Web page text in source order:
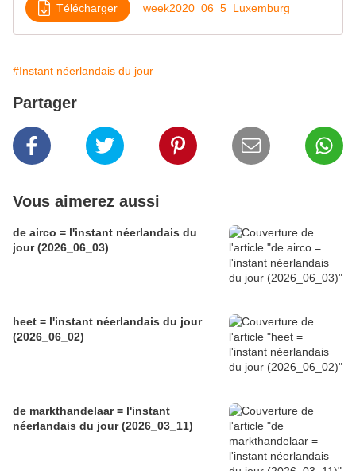
Télécharger week2020_06_5_Luxemburg
#Instant néerlandais du jour
Partager
Vous aimerez aussi
de airco = l'instant néerlandais du
jour (2026_06_03)
heet = l'instant néerlandais du jour
(2026_06_02)
de markthandelaar = l'instant
néerlandais du jour (2026_03_11)